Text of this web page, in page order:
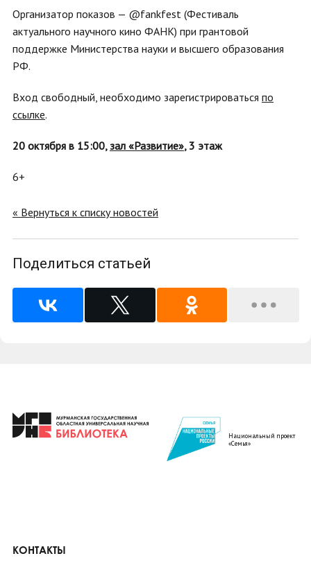
Организатор показов — @fankfest (Фестиваль
актуального научного кино ФАНК) при грантовой
поддержке Министерства науки и высшего образования
РФ.
Вход свободный, необходимо зарегистрироваться по
ссылке.
20 октября в 15:00, зал «Развитие», 3 этаж
6+
« Вернуться к списку новостей
Поделиться статьей
Национальный проект
«Семья»
КОНТАКТЫ